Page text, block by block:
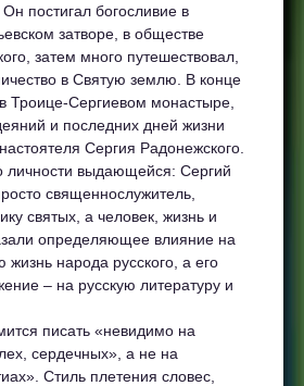
Он постигал богосливие в
затворе, в обществе
затем много путешествовал,
в Святую землю. В конце
Троице-Сергиевом монастыре,
и последних дней жизни
Сергия Радонежского.
выдающейся: Сергий
священнослужитель,
святых, а человек, жизнь и
определяющее влияние на
народа русского, а его
– на русскую литературу и
писать «невидимо на
сердечных», а не на
Стиль плетения словес,